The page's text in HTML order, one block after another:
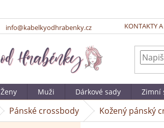
info@kabelkyodhrabenky.cz KONTAKTY
Ženy Muži Dárkové sady Zimní
Pánské crossbody Kožený pánský